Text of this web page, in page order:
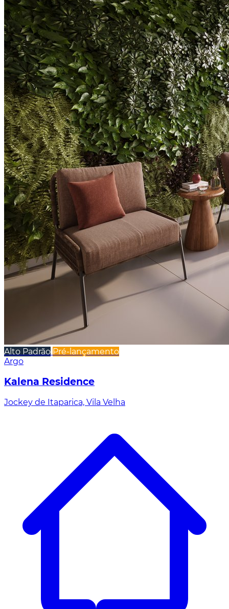
Alto Padrão Pré-lançamento
Argo
Kalena Residence
Jockey de Itaparica, Vila Velha